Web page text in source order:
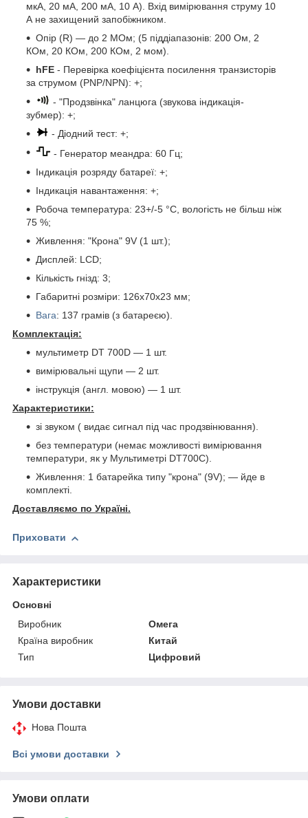
мкА, 20 мА, 200 мА, 10 А). Вхід вимірювання струму 10
А не захищений запобіжником.
Опір (R) — до 2 МОм; (5 піддіапазонів: 200 Ом, 2
КОм, 20 КОм, 200 КОм, 2 мом).
hFE - Перевірка коефіцієнта посилення транзисторів
за струмом (PNP/NPN): +;
- "Продзвінка" ланцюга (звукова індикація-
зубмер): +;
- Діодний тест: +;
- Генератор меандра: 60 Гц;
Індикація розряду батареї: +;
Індикація навантаження: +;
Робоча температура: 23+/-5 °С, вологість не більш ніж
75 %;
Живлення: "Крона" 9V (1 шт.);
Дисплей: LCD;
Кількість гнізд: 3;
Габаритні розміри: 126х70х23 мм;
Вага: 137 грамів (з батареєю).
Комплектація:
мультиметр DT 700D — 1 шт.
вимірювальні щупи — 2 шт.
інструкція (англ. мовою) — 1 шт.
Характеристики:
зі звуком ( видає сигнал під час продзвінювання).
без температури (немає можливості вимірювання
температури, як у Мультиметрі DT700C).
Живлення: 1 батарейка типу "крона" (9V); ― йде в
комплекті.
Доставляємо по Україні.
Приховати
Характеристики
Основні
Виробник
Омега
Країна виробник
Китай
Тип
Цифровий
Умови доставки
Нова Пошта
Всі умови доставки
Умови оплати